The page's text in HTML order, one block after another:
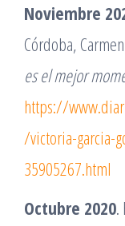
Noviembre
Córdoba,
es el mejor
https://
/victoria-garcia-
35905267.html
Octubre 2020.